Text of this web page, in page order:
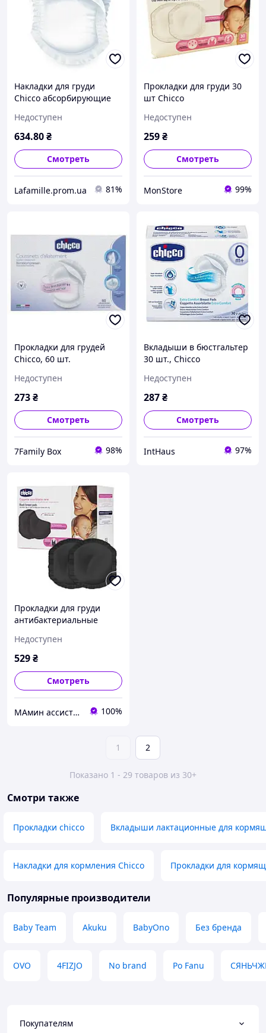
Накладки для груди
Chicco абсорбирующие
Недоступен
634.80₴
Смотреть
Lafamille.prom.ua 81%
Прокладки для груди 30
шт Chicco
Недоступен
259₴
Смотреть
MonStore 99%
Прокладки для грудей
Chicco, 60 шт.
Недоступен
273₴
Смотреть
7Family Box 98%
Вкладыши в бюстгальтер
30 шт., Chicco
Недоступен
287₴
Смотреть
IntHaus 97%
Прокладки для груди
антибактериальные
Недоступен
529₴
Смотреть
МАмин ассистент 100%
1 2
Показано 1 - 29 товаров из 30+
Смотри также
Прокладки chicco Вкладыши лактационные для
Накладки для кормления Chicco Прокладки для
Популярные производители
Baby Team Akuku BabyOno Без бренда
OVO 4FIZJO No brand Po Fanu
Покупателям